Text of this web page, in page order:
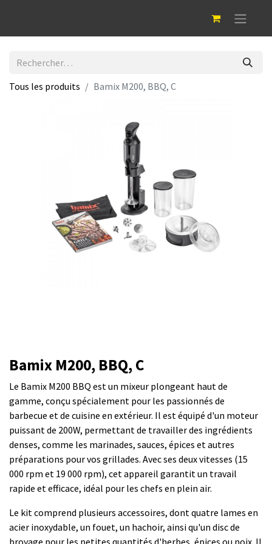
Tous les produits Bamix M200, BBQ, C
Bamix M200, BBQ, C
Le Bamix M200 BBQ est un mixeur plongeant haut de
gamme, conçu spécialement pour les passionnés de
barbecue et de cuisine en extérieur. Il est équipé d'un moteur
puissant de 200W, permettant de travailler des ingrédients
denses, comme les marinades, sauces, épices et autres
préparations pour vos grillades. Avec ses deux vitesses (15
000 rpm et 19 000 rpm), cet appareil garantit un travail
rapide et efficace, idéal pour les chefs en plein air.
Le kit comprend plusieurs accessoires, dont quatre lames en
acier inoxydable, un fouet, un hachoir, ainsi qu'un disc de